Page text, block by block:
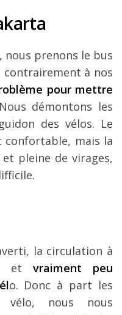
nous prenons le bus
à nos
pour mettre
Nous démontons les
des vélos. Le
confortable, mais la
pleine de virages,
la circulation à
et vraiment peu
o. Donc à part les
vélo, nous nous